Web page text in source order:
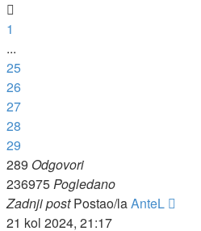
1
...
25
26
27
28
29
289 Odgovori
236975Pogledano
Zadnji postPostao/laAnteL
21 kol 2024, 21:17